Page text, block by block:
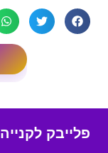
פלייבק לקנייה